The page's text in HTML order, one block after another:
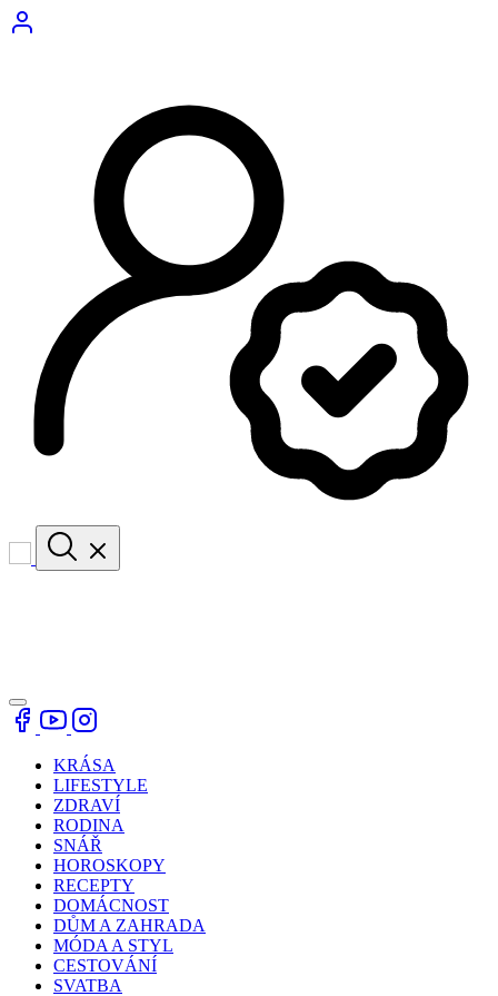
KRÁSA
LIFESTYLE
ZDRAVÍ
RODINA
SNÁŘ
HOROSKOPY
RECEPTY
DOMÁCNOST
DŮM A ZAHRADA
MÓDA A STYL
CESTOVÁNÍ
SVATBA